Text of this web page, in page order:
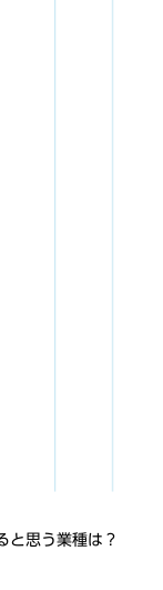
と思う業種は？